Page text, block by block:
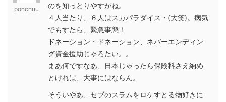
ponchuu
のを知っとりやすがね。
４人当たり、６人はスカパラダイス・(大笑)。病気
でもすたら、緊急事態！
ドネーション・ドネーション、ネバーエンディン
グ資金援助じゃろたい。。
まあ何ですなあ、日本じゃったら保険料さえ納め
とければ、大事にはならん。
そういやあ、セブのスラムをロケすとる物好きに